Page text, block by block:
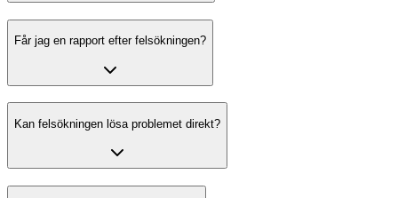
Får jag en rapport efter felsökningen?
Kan felsökningen lösa problemet direkt?